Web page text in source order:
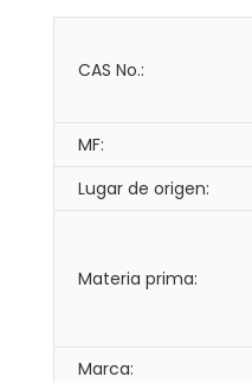
CAS No.:
MF:
Lugar de origen:
Materia prima:
Marca: